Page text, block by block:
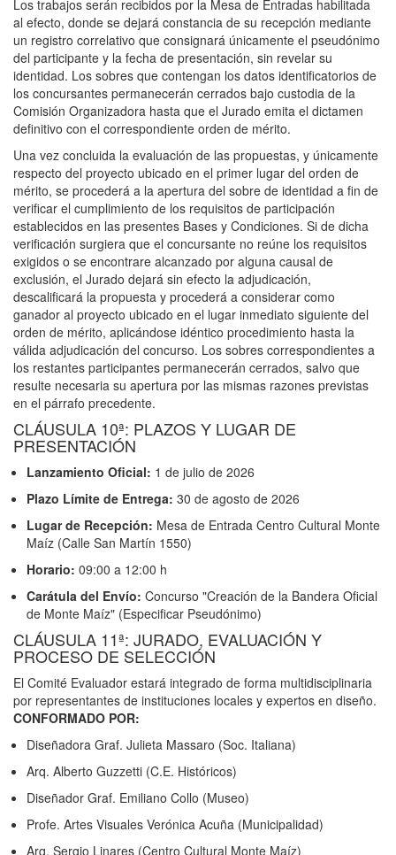
Los trabajos serán recibidos por la Mesa de Entradas habilitada
al efecto, donde se dejará constancia de su recepción mediante
un registro correlativo que consignará únicamente el pseudónimo
del participante y la fecha de presentación, sin revelar su
identidad. Los sobres que contengan los datos identificatorios de
los concursantes permanecerán cerrados bajo custodia de la
Comisión Organizadora hasta que el Jurado emita el dictamen
definitivo con el correspondiente orden de mérito.
Una vez concluida la evaluación de las propuestas, y únicamente
respecto del proyecto ubicado en el primer lugar del orden de
mérito, se procederá a la apertura del sobre de identidad a fin de
verificar el cumplimiento de los requisitos de participación
establecidos en las presentes Bases y Condiciones. Si de dicha
verificación surgiera que el concursante no reúne los requisitos
exigidos o se encontrare alcanzado por alguna causal de
exclusión, el Jurado dejará sin efecto la adjudicación,
descalificará la propuesta y procederá a considerar como
ganador al proyecto ubicado en el lugar inmediato siguiente del
orden de mérito, aplicándose idéntico procedimiento hasta la
válida adjudicación del concurso. Los sobres correspondientes a
los restantes participantes permanecerán cerrados, salvo que
resulte necesaria su apertura por las mismas razones previstas
en el párrafo precedente.
CLÁUSULA 10ª: PLAZOS Y LUGAR DE
PRESENTACIÓN
Lanzamiento Oficial: 1 de julio de 2026
Plazo Límite de Entrega: 30 de agosto de 2026
Lugar de Recepción: Mesa de Entrada Centro Cultural Monte
Maíz (Calle San Martín 1550)
Horario: 09:00 a 12:00 h
Carátula del Envío: Concurso "Creación de la Bandera Oficial
de Monte Maíz" (Especificar Pseudónimo)
CLÁUSULA 11ª: JURADO, EVALUACIÓN Y
PROCESO DE SELECCIÓN
El Comité Evaluador estará integrado de forma multidisciplinaria
por representantes de instituciones locales y expertos en diseño.
CONFORMADO POR:
Diseñadora Graf. Julieta Massaro (Soc. Italiana)
Arq. Alberto Guzzetti (C.E. Históricos)
Diseñador Graf. Emiliano Collo (Museo)
Profe. Artes Visuales Verónica Acuña (Municipalidad)
Arq. Sergio Linares (Centro Cultural Monte Maíz)